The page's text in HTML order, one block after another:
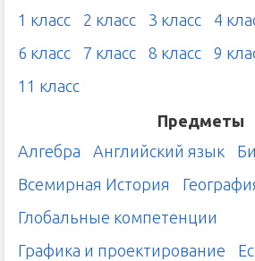
1 класс
2 класс 3 класс 4
6 класс
7 класс 8 класс 9
11 класс
Предметы
Алгебра
Английский язык
Всемирная История
Глобальные компетенции
Графика и проектирование